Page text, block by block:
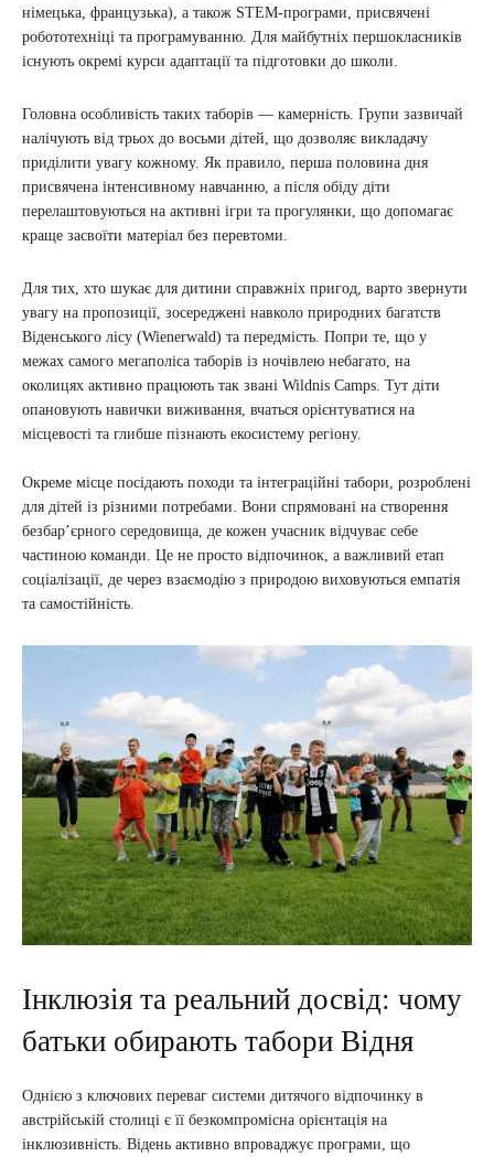
німецька, французька), а також STEM-програми, присвячені
робототехніці та програмуванню. Для майбутніх першокласників
існують окремі курси адаптації та підготовки до школи.
Головна особливість таких таборів — камерність. Групи зазвичай
налічують від трьох до восьми дітей, що дозволяє викладачу
приділити увагу кожному. Як правило, перша половина дня
присвячена інтенсивному навчанню, а після обіду діти
перелаштовуються на активні ігри та прогулянки, що допомагає
краще засвоїти матеріал без перевтоми.
Для тих, хто шукає для дитини справжніх пригод, варто звернути
увагу на пропозиції, зосереджені навколо природних багатств
Віденського лісу (Wienerwald) та передмість. Попри те, що у
межах самого мегаполіса таборів із ночівлею небагато, на
околицях активно працюють так звані Wildnis Camps. Тут діти
опановують навички виживання, вчаться орієнтуватися на
місцевості та глибше пізнають екосистему регіону.
Окреме місце посідають походи та інтеграційні табори, розроблені
для дітей із різними потребами. Вони спрямовані на створення
безбар’єрного середовища, де кожен учасник відчуває себе
частиною команди. Це не просто відпочинок, а важливий етап
соціалізації, де через взаємодію з природою виховуються емпатія
та самостійність.
Інклюзія та реальний досвід: чому
батьки обирають табори Відня
Однією з ключових переваг системи дитячого відпочинку в
австрійській столиці є її безкомпромісна орієнтація на
інклюзивність. Відень активно впроваджує програми, що